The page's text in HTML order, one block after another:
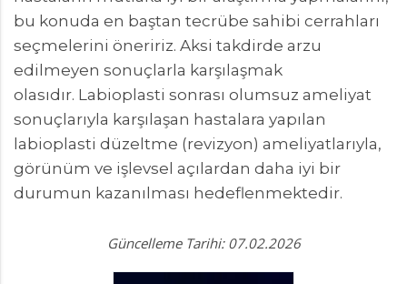
bu konuda en baştan tecrübe sahibi cerrahları
seçmelerini öneririz. Aksi takdirde arzu
edilmeyen sonuçlarla karşılaşmak
olasıdır. Labioplasti sonrası olumsuz ameliyat
sonuçlarıyla karşılaşan hastalara yapılan
labioplasti düzeltme (revizyon) ameliyatlarıyla,
görünüm ve işlevsel açılardan daha iyi bir
durumun kazanılması hedeflenmektedir.
Güncelleme Tarihi: 07.02.2026